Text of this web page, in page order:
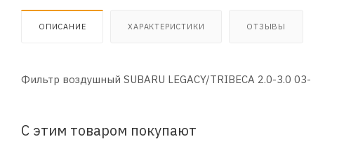
ОПИСАНИЕ ХАРАКТЕРИСТИКИ ОТЗЫВЫ
Фильтр воздушный SUBARU LEGACY/TRIBECA 2.0-3.0 03-
С этим товаром покупают